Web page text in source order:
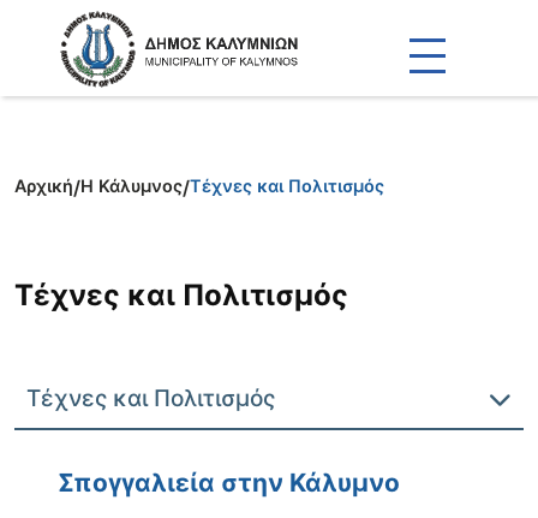
Αρχική/Η Κάλυμνος/Τέχνες και Πολιτισμός
Τέχνες και Πολιτισμός
Τέχνες και Πολιτισμός
Σπογγαλιεία στην Κάλυμνο